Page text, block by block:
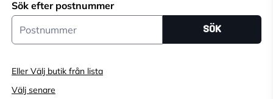
Sök efter postnummer
Postnummer
SÖK
Eller Välj butik från lista
Välj senare
Välj butik för att se lagerstatus
Köp online, boka leverans i kassan
164 KR